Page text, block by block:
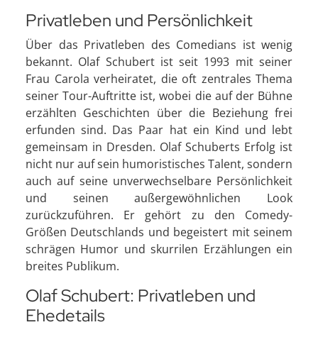
Privatleben und Persönlichkeit
Über das Privatleben des Comedians ist wenig
bekannt. Olaf Schubert ist seit 1993 mit seiner
Frau Carola verheiratet, die oft zentrales Thema
seiner Tour-Auftritte ist, wobei die auf der Bühne
erzählten Geschichten über die Beziehung frei
erfunden sind. Das Paar hat ein Kind und lebt
gemeinsam in Dresden. Olaf Schuberts Erfolg ist
nicht nur auf sein humoristisches Talent, sondern
auch auf seine unverwechselbare Persönlichkeit
und seinen außergewöhnlichen Look
zurückzuführen. Er gehört zu den Comedy-
Größen Deutschlands und begeistert mit seinem
schrägen Humor und skurrilen Erzählungen ein
breites Publikum.
Olaf Schubert: Privatleben und
Ehedetails